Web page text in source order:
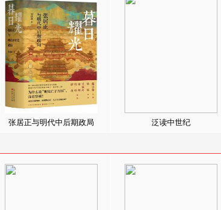
张居正与明代中后期政局 泛读中世纪